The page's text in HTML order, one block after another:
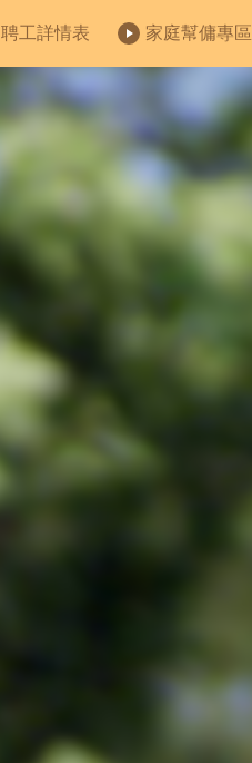
聘工詳情表 家庭幫傭專區